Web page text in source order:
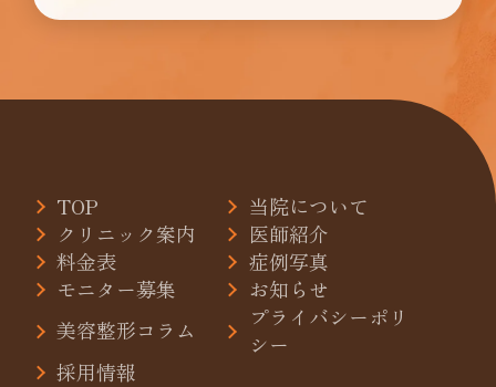
TOP
当院について
クリニック案内
医師紹介
料金表
症例写真
モニター募集
お知らせ
美容整形コラム
プライバシーポリ
シー
採用情報